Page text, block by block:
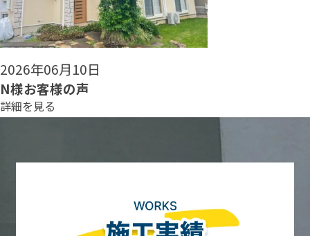
2026年06月08日
N様お客様の声
詳細を見る